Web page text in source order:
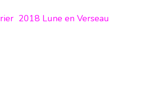
2018 Lune en Verseau